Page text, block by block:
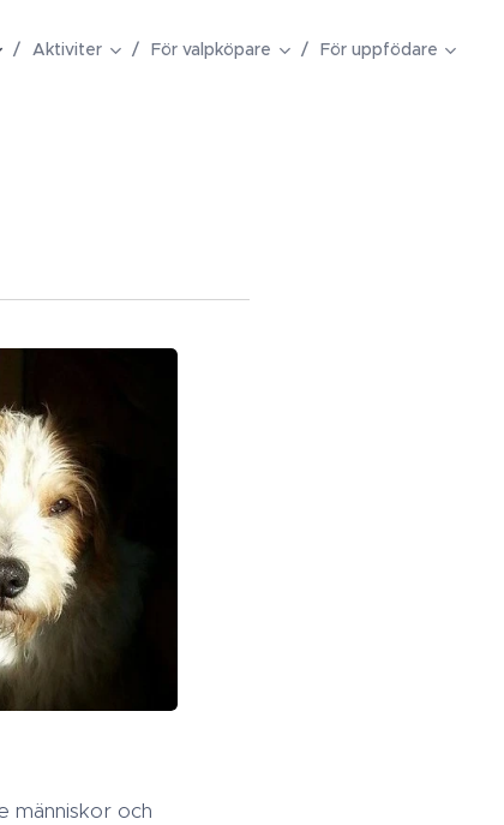
Aktiviter För valpköpare För uppfödare
människor och